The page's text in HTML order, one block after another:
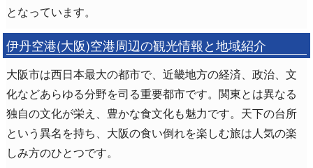
となっています。
伊丹空港(大阪)空港周辺の観光情報と地域紹介
大阪市は西日本最大の都市で、近畿地方の経済、政治、文
化などあらゆる分野を司る重要都市です。関東とは異なる
独自の文化が栄え、豊かな食文化も魅力です。天下の台所
という異名を持ち、大阪の食い倒れを楽しむ旅は人気の楽
しみ方のひとつです。